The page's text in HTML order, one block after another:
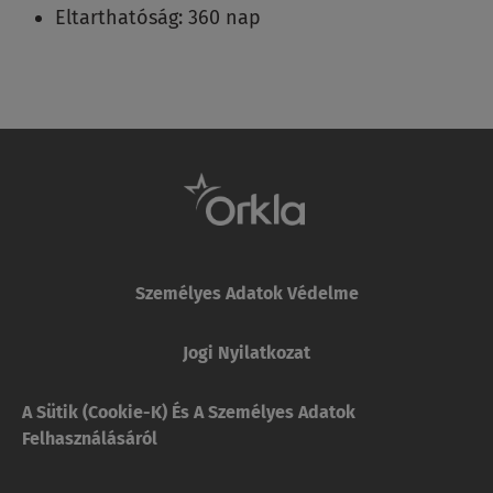
Eltarthatóság: 360 nap
Személyes Adatok Védelme
Jogi Nyilatkozat
A Sütik (cookie-K) És A Személyes Adatok
Felhasználásáról